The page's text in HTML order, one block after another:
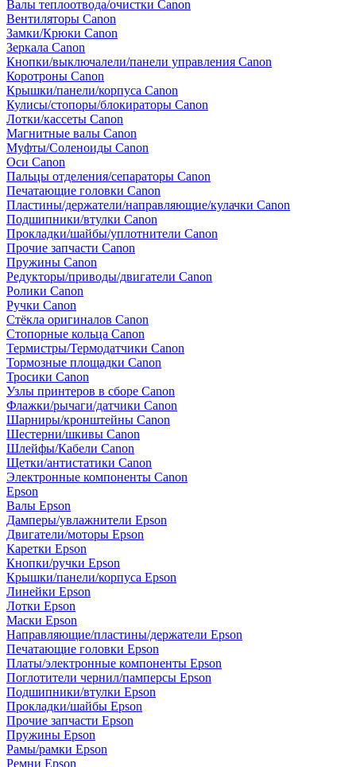
Валы теплоотвода/очистки Canon
Вентиляторы Canon
Замки/Крюки Canon
Зеркала Canon
Кнопки/выключалели/панели управления Canon
Коротроны Canon
Крышки/панели/корпуса Canon
Кулисы/стопоры/блокираторы Canon
Лотки/кассеты Canon
Магнитные валы Canon
Муфты/Соленоиды Canon
Оси Canon
Пальцы отделения/сепараторы Canon
Печатающие головки Canon
Пластины/держатели/направляющие/кулачки Canon
Подшипники/втулки Canon
Прокладки/шайбы/уплотнители Canon
Прочие запчасти Canon
Пружины Canon
Редукторы/приводы/двигатели Canon
Ролики Canon
Ручки Canon
Стёкла оригиналов Canon
Стопорные кольца Canon
Термистры/Термодатчики Canon
Тормозные площадки Canon
Тросики Canon
Узлы принтеров в сборе Canon
Флажки/рычаги/датчики Canon
Шарниры/кронштейны Canon
Шестерни/шкивы Canon
Шлейфы/Кабели Canon
Щетки/антистатики Canon
Электронные компоненты Canon
Epson
Валы Epson
Дамперы/увлажнители Epson
Двигатели/моторы Epson
Каретки Epson
Кнопки/ручки Epson
Крышки/панели/корпуса Epson
Линейки Epson
Лотки Epson
Маски Epson
Направляющие/пластины/держатели Epson
Печатающие головки Epson
Платы/электронные компоненты Epson
Поглотители чернил/памперсы Epson
Подшипники/втулки Epson
Прокладки/шайбы Epson
Прочие запчасти Epson
Пружины Epson
Рамы/рамки Epson
Ремни Epson